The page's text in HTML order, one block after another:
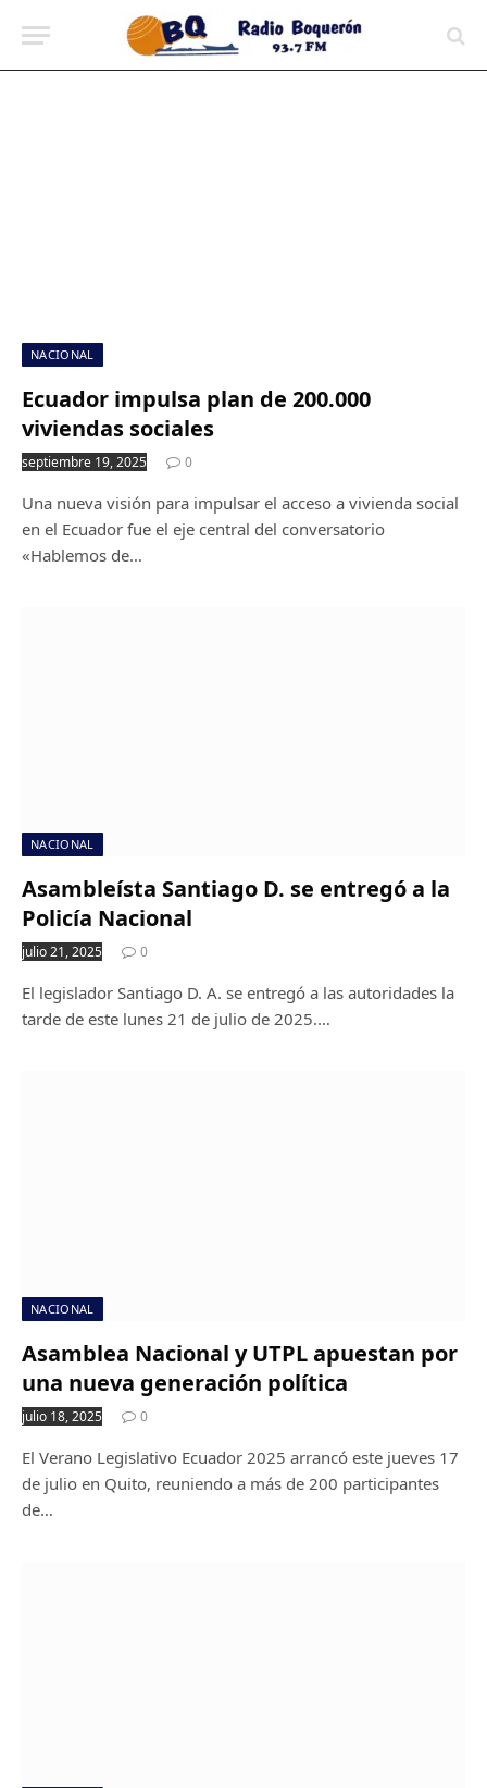
NACIONAL
Ecuador impulsa plan de 200.000
viviendas sociales
septiembre 19, 2025 0
Una nueva visión para impulsar el acceso a vivienda social
en el Ecuador fue el eje central del conversatorio
«Hablemos de…
NACIONAL
Asambleísta Santiago D. se entregó a la
Policía Nacional
julio 21, 2025 0
El legislador Santiago D. A. se entregó a las autoridades la
tarde de este lunes 21 de julio de 2025.…
NACIONAL
Asamblea Nacional y UTPL apuestan por
una nueva generación política
julio 18, 2025 0
El Verano Legislativo Ecuador 2025 arrancó este jueves 17
de julio en Quito, reuniendo a más de 200 participantes
de…